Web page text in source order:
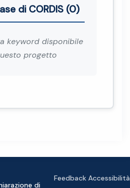
di CORDIS (0)
keyword disponibile
progetto
di
Feedback Accessibilità